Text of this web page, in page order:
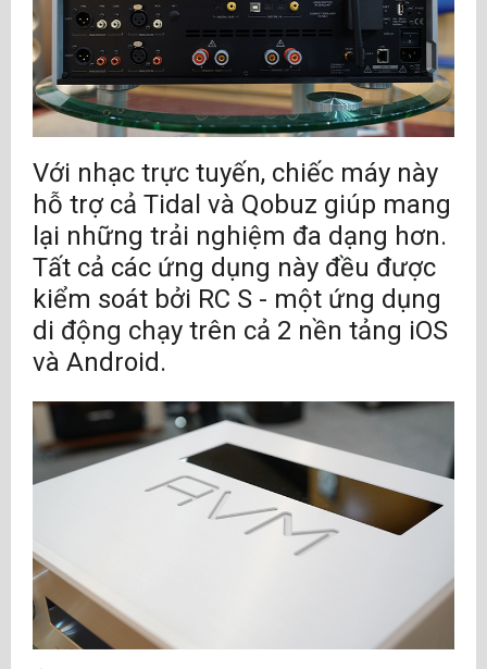
Với nhạc trực tuyến, chiếc máy này
hỗ trợ cả Tidal và Qobuz giúp mang
lại những trải nghiệm đa dạng hơn.
Tất cả các ứng dụng này đều được
kiểm soát bởi RC S - một ứng dụng
di động chạy trên cả 2 nền tảng iOS
và Android.